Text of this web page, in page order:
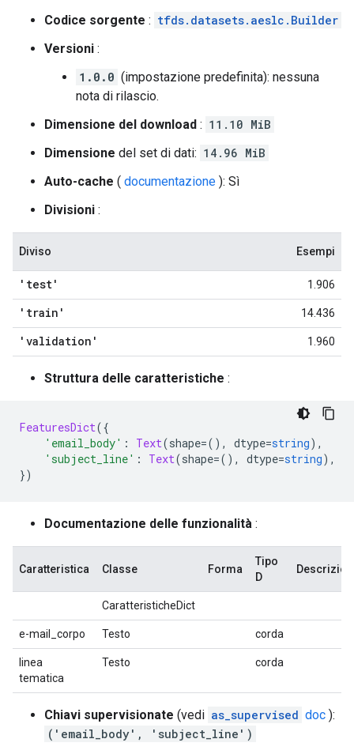
Codice sorgente : tfds.datasets.aeslc.Builder
Versioni :
1.0.0 (impostazione predefinita): nessuna
nota di rilascio.
Dimensione del download : 11.10 MiB
Dimensione del set di dati: 14.96 MiB
Auto-cache ( documentazione ): Sì
Divisioni :
Diviso Esempi
'test' 1.906
'train' 14.436
'validation' 1.960
Struttura delle caratteristiche :
FeaturesDict({
'email_body' : Text(shape=(), dtype=string),
'subject_line' : Text(shape=(), dtype=string),
})
Documentazione delle funzionalità :
Caratteristica Classe Forma
Tipo
D
CaratteristicheDict
e-mail_corpo Testo corda
linea
tematica
Testo corda
Chiavi supervisionate (vedi as_supervised doc ):
('email_body', 'subject_line')